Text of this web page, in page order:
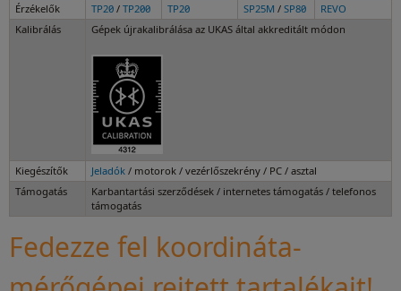
Érzékelők
TP20 / TP200 TP20 SP25M / SP80
REVO
Kalibrálás
Gépek újrakalibrálása az UKAS által akkreditált módon
Kiegészítők Jeladók / motorok / vezérlőszekrény / PC / asztal
Támogatás
Karbantartási szerződések / internetes támogatás / telefonos
támogatás
Fedezze fel koordináta-